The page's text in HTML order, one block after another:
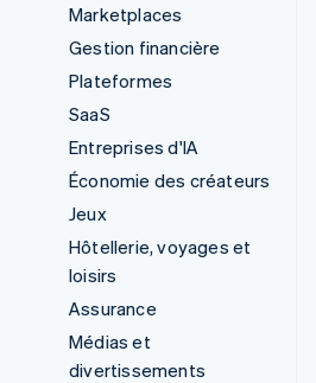
Marketplaces
Gestion financière
Plateformes
SaaS
Entreprises d'IA
Économie des créateurs
Jeux
Hôtellerie, voyages et
loisirs
Assurance
Médias et
divertissements